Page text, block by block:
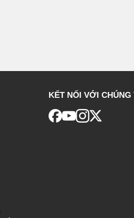
KẾT NỐI VỚI CHÚNG